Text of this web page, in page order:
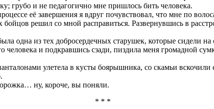
грубо и не педагогично мне пришлось бить человека.
её завершения я вдруг почувствовал, что мне по
решил со мной расправиться. Развернувшись в
одна из тех добросердечных старушек, которые сидели на
человека и подкравшись сзади, пиздила меня громадной
улетела в кусты боярышника, со скамьи вскочили
ну, короче, вы поняли.
* * *